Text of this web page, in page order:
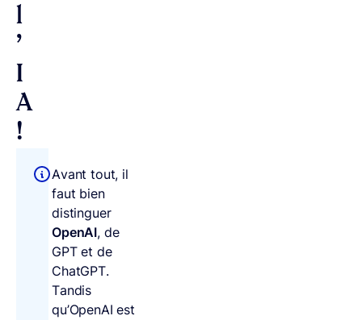
l
’
I
A
!
Avant tout, il
faut bien
distinguer
OpenAI, de
GPT et de
ChatGPT.
Tandis
qu’OpenAI est